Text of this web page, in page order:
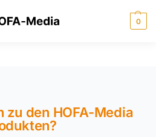
0
zu den HOFA-Media